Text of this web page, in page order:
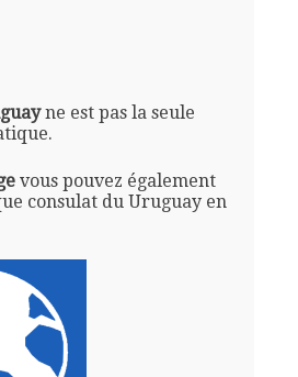
ne est pas la seule
vous pouvez également
consulat du Uruguay en